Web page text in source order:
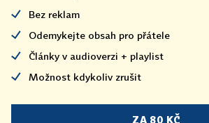
Bez reklam
Odemykejte obsah pro přátele
Články v audioverzi + playlist
Možnost kdykoliv zrušit
ZA 80 KČ